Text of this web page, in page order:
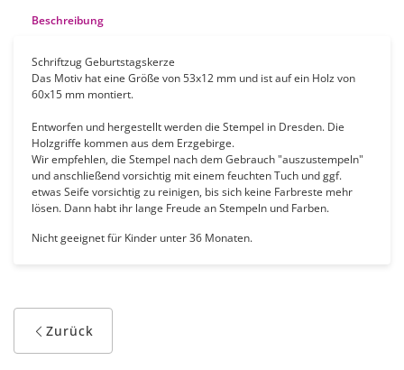
Beschreibung
Schriftzug Geburtstagskerze
Das Motiv hat eine Größe von 53x12 mm und ist auf ein Holz von
60x15 mm montiert.
Entworfen und hergestellt werden die Stempel in Dresden. Die
Holzgriffe kommen aus dem Erzgebirge.
Wir empfehlen, die Stempel nach dem Gebrauch "auszustempeln"
und anschließend vorsichtig mit einem feuchten Tuch und ggf.
etwas Seife vorsichtig zu reinigen, bis sich keine Farbreste mehr
lösen. Dann habt ihr lange Freude an Stempeln und Farben.
Nicht geeignet für Kinder unter 36 Monaten.
Zurück